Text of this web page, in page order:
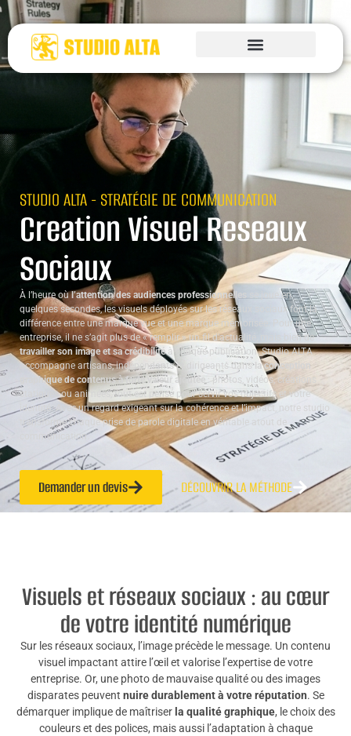
STUDIO ALTA - STRATÉGIE DE COMMUNICATION
Creation Visuel Reseaux
Sociaux
À l’heure oùl’attention des audiences professionnelles
se joue en
quelques secondes, les visuels déployés sur les réseaux sociaux font la
différence entre une marque vue et une marque mémorisée. Pour une
entreprise, il ne s’agit plus de « remplir » un fil d’actualité, mais bien de
travailler son image et sa crédibilitéà chaque publication. Studio ALTA
accompagne artisans, indépendants et dirigeants dans la conception
graphique de contenus à forte valeur ajoutée : photos, vidéos, créations
statiques ou animées, tout est pensé pour servir vos objectifs et votre
identité. Avec un regard exigeant sur la cohérence et l’impact, notre studio
transforme chaque prise de parole digitale en véritable atout de
communication.
Demander un devis DÉCOUVRIR LA MÉTHODE
Visuels et réseaux sociaux : au cœur
de votre identité numérique
Sur les réseaux sociaux, l’image précède le message. Un contenu
visuel impactant attire l’œil et valorise l’expertise de votre
entreprise. Or, une photo de mauvaise qualité ou des images
disparates peuvent nuire durablement à votre réputation. Se
démarquer implique de maîtriser la qualité graphique, le choix des
couleurs et des polices, mais aussi l’adaptation à chaque